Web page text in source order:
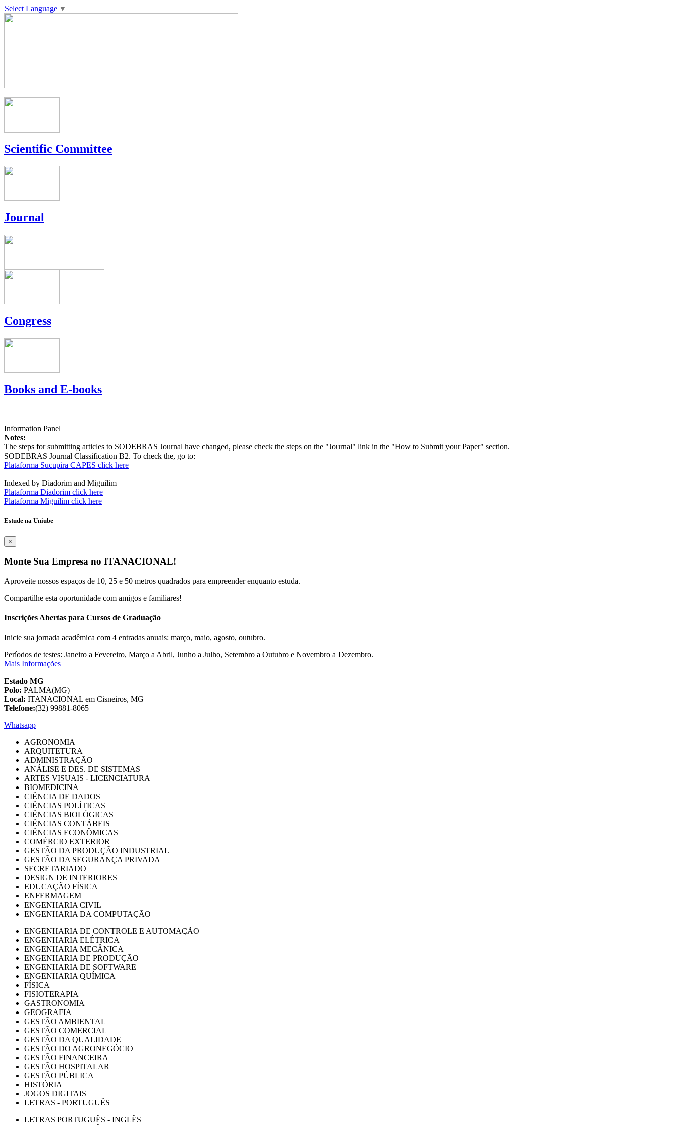
Select Language ▼
Scientific Committee
Journal
Congress
Books and E-books
Information Panel
Notes:
The steps for submitting articles to SODEBRAS Journal have changed, please check the steps on the "Journal" link in the "How to Submit your Paper" section.
SODEBRAS Journal Classification B2. To check the, go to:
Plataforma Sucupira CAPES click here
Indexed by Diadorim and Miguilim
Plataforma Diadorim click here
Plataforma Miguilim click here
Estude na Uniube
×
Monte Sua Empresa no ITANACIONAL!
Aproveite nossos espaços de 10, 25 e 50 metros quadrados para empreender enquanto estuda.
Compartilhe esta oportunidade com amigos e familiares!
Inscrições Abertas para Cursos de Graduação
Inicie sua jornada acadêmica com 4 entradas anuais: março, maio, agosto, outubro.
Períodos de testes: Janeiro a Fevereiro, Março a Abril, Junho a Julho, Setembro a Outubro e Novembro a Dezembro.
Mais Informações
Estado MG
Polo: PALMA(MG)
Local: ITANACIONAL em Cisneiros, MG
Telefone:(32) 99881-8065
Whatsapp
AGRONOMIA
ARQUITETURA
ADMINISTRAÇÃO
ANÁLISE E DES. DE SISTEMAS
ARTES VISUAIS - LICENCIATURA
BIOMEDICINA
CIÊNCIA DE DADOS
CIÊNCIAS POLÍTICAS
CIÊNCIAS BIOLÓGICAS
CIÊNCIAS CONTÁBEIS
CIÊNCIAS ECONÔMICAS
COMÉRCIO EXTERIOR
GESTÃO DA PRODUÇÃO INDUSTRIAL
GESTÃO DA SEGURANÇA PRIVADA
SECRETARIADO
DESIGN DE INTERIORES
EDUCAÇÃO FÍSICA
ENFERMAGEM
ENGENHARIA CIVIL
ENGENHARIA DA COMPUTAÇÃO
ENGENHARIA DE CONTROLE E AUTOMAÇÃO
ENGENHARIA ELÉTRICA
ENGENHARIA MECÂNICA
ENGENHARIA DE PRODUÇÃO
ENGENHARIA DE SOFTWARE
ENGENHARIA QUÍMICA
FÍSICA
FISIOTERAPIA
GASTRONOMIA
GEOGRAFIA
GESTÃO AMBIENTAL
GESTÃO COMERCIAL
GESTÃO DA QUALIDADE
GESTÃO DO AGRONEGÓCIO
GESTÃO FINANCEIRA
GESTÃO HOSPITALAR
GESTÃO PÚBLICA
HISTÓRIA
JOGOS DIGITAIS
LETRAS - PORTUGUÊS
LETRAS PORTUGUÊS - INGLÊS